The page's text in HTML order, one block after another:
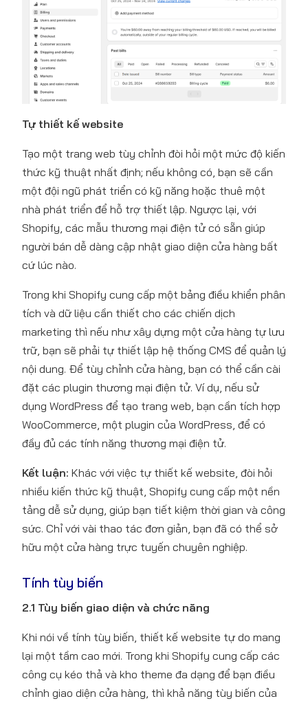
Tự thiết kế website
Tạo một trang web tùy chỉnh đòi hỏi một mức độ kiến
thức kỹ thuật nhất định; nếu không có, bạn sẽ cần
một đội ngũ phát triển có kỹ năng hoặc thuê một
nhà phát triển để hỗ trợ thiết lập. Ngược lại, với
Shopify, các mẫu thương mại điện tử có sẵn giúp
người bán dễ dàng cập nhật giao diện cửa hàng bất
cứ lúc nào.
Trong khi Shopify cung cấp một bảng điều khiển phân
tích và dữ liệu cần thiết cho các chiến dịch
marketing thì nếu như xây dựng một cửa hàng tự lưu
trữ, bạn sẽ phải tự thiết lập hệ thống CMS để quản lý
nội dung. Để tùy chỉnh cửa hàng, bạn có thể cần cài
đặt các plugin thương mại điện tử. Ví dụ, nếu sử
dụng WordPress để tạo trang web, bạn cần tích hợp
WooCommerce, một plugin của WordPress, để có
đầy đủ các tính năng thương mại điện tử.
Kết luận: Khác với việc tự thiết kế website, đòi hỏi
nhiều kiến thức kỹ thuật, Shopify cung cấp một nền
tảng dễ sử dụng, giúp bạn tiết kiệm thời gian và công
sức. Chỉ với vài thao tác đơn giản, bạn đã có thể sở
hữu một cửa hàng trực tuyến chuyên nghiệp.
Tính tùy biến
2.1 Tùy biến giao diện và chức năng
Khi nói về tính tùy biến, thiết kế website tự do mang
lại một tầm cao mới. Trong khi Shopify cung cấp các
công cụ kéo thả và kho theme đa dạng để bạn điều
chỉnh giao diện cửa hàng, thì khả năng tùy biến của